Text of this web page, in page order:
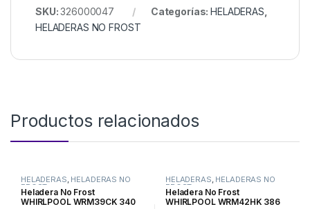
SKU:326000047 Categorías:HELADERAS
HELADERAS NO FROST
Productos relacionados
HELADERAS, HELADERAS NO
FROST
Heladera No Frost
WHIRLPOOL WRM39CK 340
HELADERAS, HELADERAS NO
FROST
Heladera No Frost
WHIRLPOOL WRM42HK 386